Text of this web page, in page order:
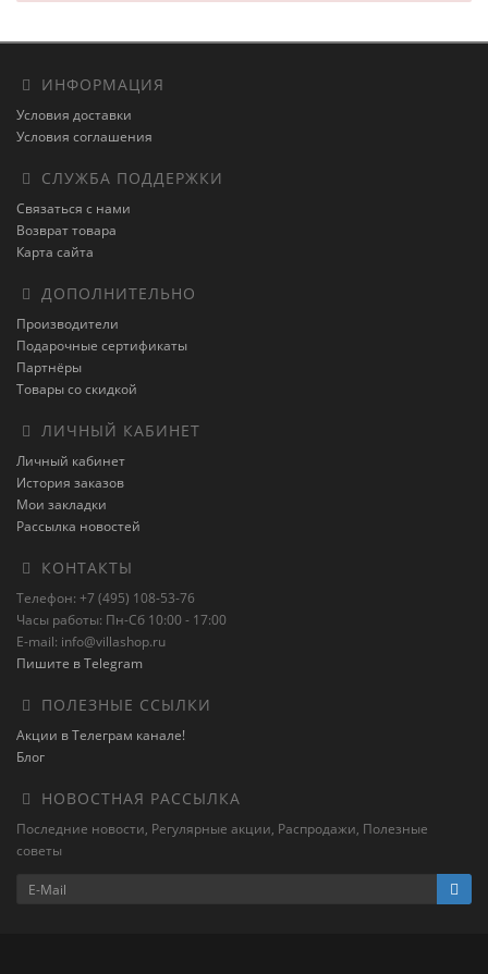
ИНФОРМАЦИЯ
Условия доставки
Условия соглашения
СЛУЖБА ПОДДЕРЖКИ
Связаться с нами
Возврат товара
Карта сайта
ДОПОЛНИТЕЛЬНО
Производители
Подарочные сертификаты
Партнёры
Товары со скидкой
ЛИЧНЫЙ КАБИНЕТ
Личный кабинет
История заказов
Мои закладки
Рассылка новостей
КОНТАКТЫ
Телефон: +7 (495) 108-53-76
Часы работы: Пн-Сб 10:00 - 17:00
E-mail: info@villashop.ru
Пишите в Telegram
ПОЛЕЗНЫЕ ССЫЛКИ
Акции в Телеграм канале!
Блог
НОВОСТНАЯ РАССЫЛКА
Последние новости, Регулярные акции, Распродажи, Полезные
советы